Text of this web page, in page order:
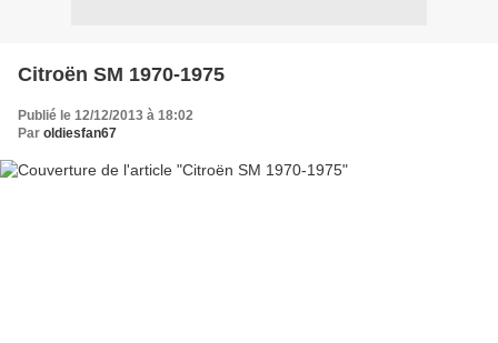
Citroën SM 1970-1975
Publié le 12/12/2013 à 18:02
Par oldiesfan67